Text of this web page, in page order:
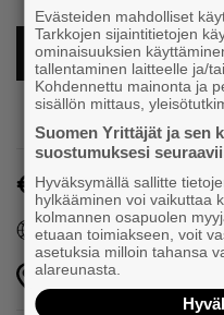
ILMOITTAUDU TÄSTÄ
Maksullinen
Tapahtuman oma
Lahden Sibeliustalo,
Evästeiden mahdolliset
Tarkkojen sijaintitietojen
ominaisuuksien
tallentaminen laitteelle ja/
Kohdennettu mainonta ja
sisällön mittaus,
Suomen Yrittäjät ja sen
suostumuksesi
Hyväksymällä sallitte
hylkääminen voi vaikuttaa
kolmannen osapuolen
etuaan toimiakseen, voit
asetuksia milloin tahansa
alareunasta.